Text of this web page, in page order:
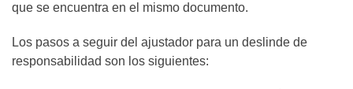
que se encuentra en el mismo documento.
Los pasos a seguir del ajustador para un deslinde de
responsabilidad son los siguientes: